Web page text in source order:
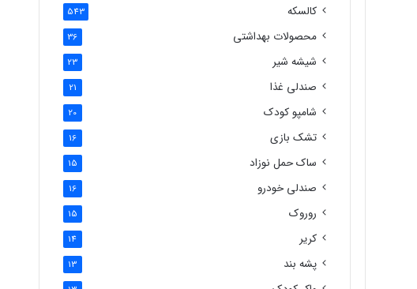
کالسکه 543
محصولات بهداشتی 36
شیشه شیر 23
صندلی غذا 21
شامپو کودک 20
تشک بازی 16
ساک حمل نوزاد 15
صندلی خودرو 16
روروک 15
کریر 14
پشه بند 13